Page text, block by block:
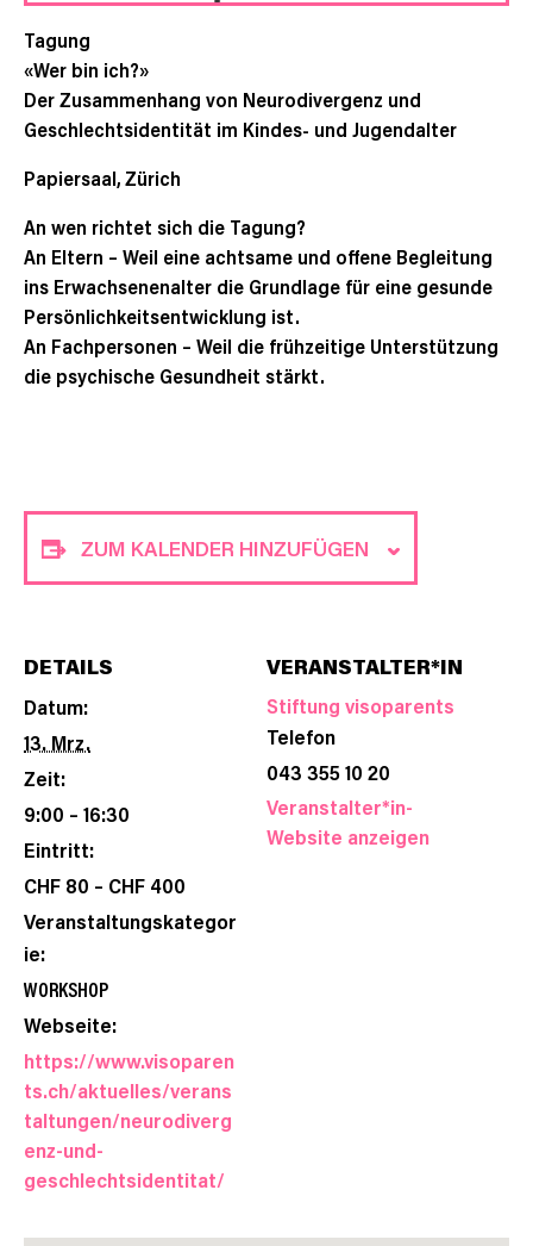
Tagung
«Wer bin ich?»
Der Zusammenhang von Neurodivergenz und
Geschlechtsidentität im Kindes- und Jugendalter
Papiersaal, Zürich
An wen richtet sich die Tagung?
An Eltern – Weil eine achtsame und offene Begleitung
ins Erwachsenenalter die Grundlage für eine gesunde
Persönlichkeitsentwicklung ist.
An Fachpersonen – Weil die frühzeitige Unterstützung
die psychische Gesundheit stärkt.
ZUM KALENDER HINZUFÜGEN
DETAILS
Datum:
13. Mrz.
Zeit:
9:00 – 16:30
Eintritt:
CHF 80 – CHF 400
Veranstaltungskategor
ie:
WORKSHOP
Webseite:
https://www.visoparen
ts.ch/aktuelles/verans
taltungen/neurodiverg
enz-und-
geschlechtsidentitat/
VERANSTALTER*IN
Stiftung visoparents
Telefon
043 355 10 20
Veranstalter*in-
Website anzeigen